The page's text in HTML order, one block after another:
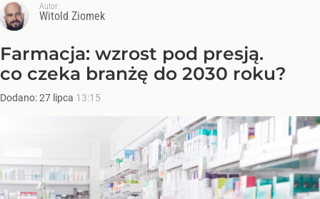
Autor:
Witold Ziomek
Farmacja: wzrost pod presją.
co czeka branżę do 2030 roku?
Dodano:27 lipca 13:15